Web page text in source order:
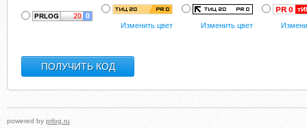
Изменить цвет Изменить цвет
powered by prlog.ru